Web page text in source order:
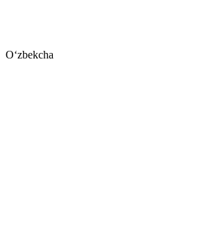
Oʻzbekcha